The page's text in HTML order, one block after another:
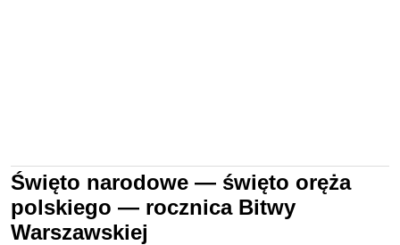
Święto narodowe — święto oręża
polskiego — rocznica Bitwy
Warszawskiej